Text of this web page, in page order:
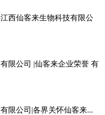
西仙客来生物科技有限公
限公司 |仙客来企业荣誉 有
限公司|各界关怀仙客来...